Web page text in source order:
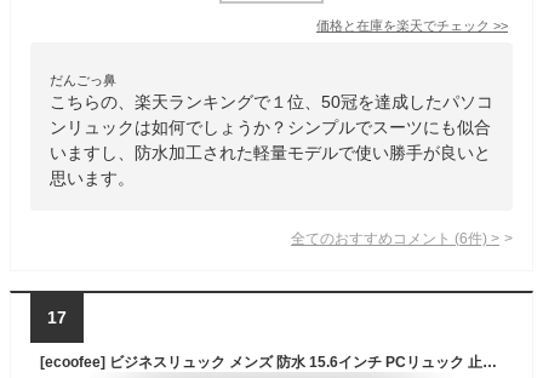
価格と在庫を楽天でチェック >>
だんごっ鼻
こちらの、楽天ランキングで１位、50冠を達成したパソコ
ンリュックは如何でしょうか？シンプルでスーツにも似合
いますし、防水加工された軽量モデルで使い勝手が良いと
思います。
全てのおすすめコメント (6件) >
17
[ecoofee] ビジネスリュック メンズ 防水 15.6インチ PCリュック 止水ファスナー 軽量 リックサックメンズ 大容量 A4収納可 通勤 バックパック 薄型 高校生 通学 出張 旅行 黒 防災 男女兼用 黒